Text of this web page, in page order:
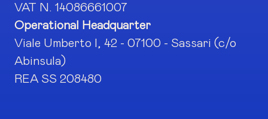
VAT N. 14086661007
Operational Headquarter
Viale Umberto I, 42 - 07100 - Sassari (c/o
Abinsula)
REA SS 208480